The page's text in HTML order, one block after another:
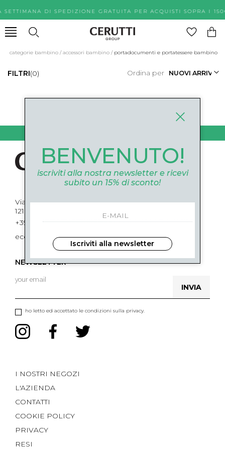
SETTIMANA DI SPEDIZIONE GRATUITA PER ACQUISTI
categorie bambino /accessori bambino / portadocumenti e portatessere bambino
FILTRI(0) Ordina per
Via Roma, 52 Cuneo
12100 Cuneo
+39 0171694239
ecommerce@ceruttigroup.com
NEWSLETTER
ho letto ed accettato le condizioni sulla privacy.
INVIA
I NOSTRI NEGOZI
L'AZIENDA
CONTATTI
COOKIE POLICY
PRIVACY
RESI
BENVENUTO!
iscriviti alla nostra newsletter e ricevi
subito un 15% di sconto!
Iscriviti alla newsletter